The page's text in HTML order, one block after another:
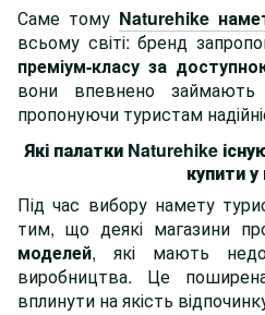
Саме тому Naturehike
всьому світі: бренд
преміум-класу за
вони впевнено займають
пропонуючи туристам
Які палатки Naturehike
купити у
Під час вибору намету
тим, що деякі магазини
моделей, які мають
виробництва. Це
вплинути на якість